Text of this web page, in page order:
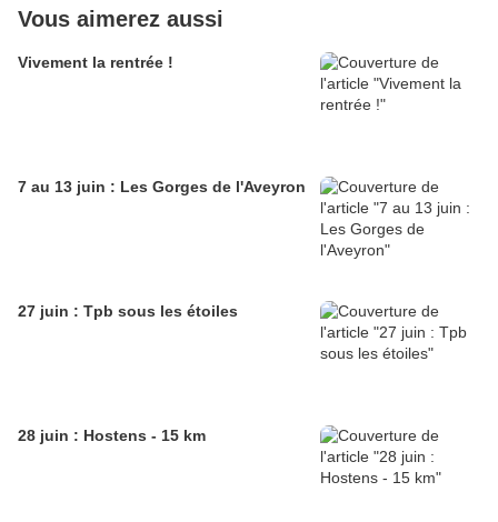
Vous aimerez aussi
Vivement la rentrée !
7 au 13 juin : Les Gorges de l'Aveyron
27 juin : Tpb sous les étoiles
28 juin : Hostens - 15 km